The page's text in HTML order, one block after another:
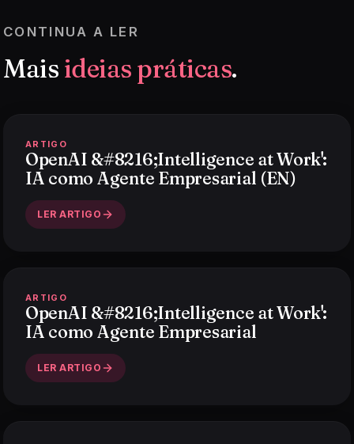
CONTINUA A LER
Mais ideias práticas.
ARTIGO
OpenAI &#8216;Intelligence at Work':
IA como Agente Empresarial (EN)
LER ARTIGO
ARTIGO
OpenAI &#8216;Intelligence at Work':
IA como Agente Empresarial
LER ARTIGO